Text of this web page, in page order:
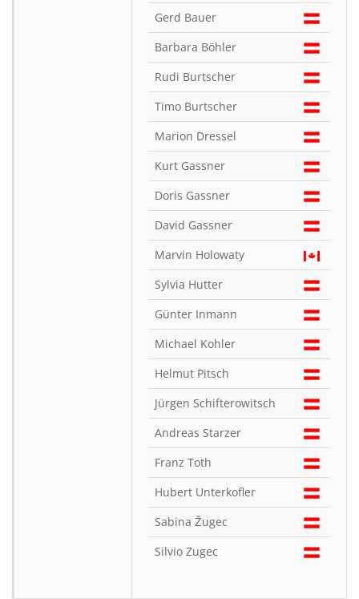
Gerd Bauer
Barbara Böhler
Rudi Burtscher
Timo Burtscher
Marion Dressel
Kurt Gassner
Doris Gassner
David Gassner
Marvin Holowaty
Sylvia Hutter
Günter Inmann
Michael Kohler
Helmut Pitsch
Jürgen Schifterowitsch
Andreas Starzer
Franz Toth
Hubert Unterkofler
Sabina Žugec
Silvio Zugec